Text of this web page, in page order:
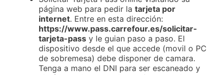
página web para pedir la tarjeta por
internet. Entre en esta dirección:
https://www.pass.carrefour.es/solicitar-
tarjeta-pass y le guian paso a paso. El
dispositivo desde el que accede (movil o PC
de sobremesa) debe disponer de camara.
Tenga a mano el DNI para ser escaneado y